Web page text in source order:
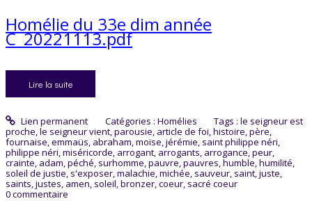
Homélie du 33e dim année
C_20221113.pdf
Lire la suite
Lien permanent Catégories : Homélies Tags :le seigneur est
proche,le seigneur vient,parousie, article de foi,histoire,père,
fournaise,emmaüs, abraham,moïse,jérémie, saint philippe néri,
philippe néri,miséricorde, arrogant, arrogants, arrogance,peur,
crainte, adam,péché, surhomme,pauvre,pauvres,humble,humilité,
soleil de justie, s'exposer,malachie,michée, sauveur, saint,juste,
saints,justes, amen, soleil,bronzer,coeur, sacré coeur
0commentaire